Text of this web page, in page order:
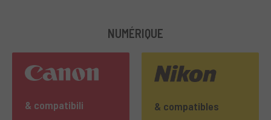
NUMÉRIQUE
& compatibili & compatibles